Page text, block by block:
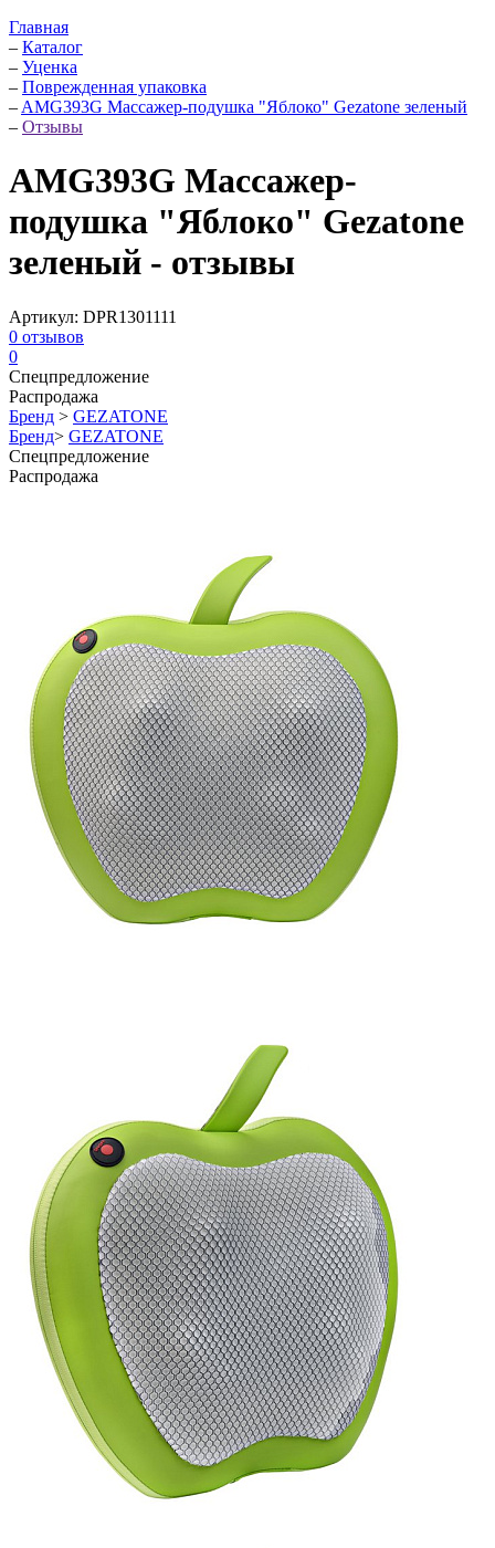
Главная
– Каталог
– Уценка
– Поврежденная упаковка
– AMG393G Массажер-подушка "Яблоко" Gezatone зеленый
– Отзывы
AMG393G Массажер-
подушка "Яблоко" Gezatone
зеленый - отзывы
Артикул: DPR1301111
0 отзывов
0
Спецпредложение
Распродажа
Бренд > GEZATONE
Бренд> GEZATONE
Спецпредложение
Распродажа